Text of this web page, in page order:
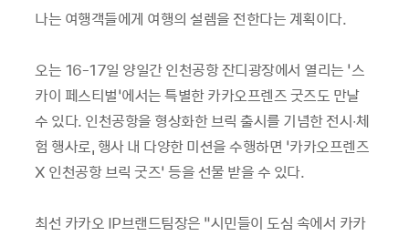
나는 여행객들에게 여행의 설렘을 전한다는 계획이다.
오는 16-17일 양일간 인천공항 잔디광장에서 열리는 ‘스
카이 페스티벌’에서는 특별한 카카오프렌즈 굿즈도 만날
수 있다. 인천공항을 형상화한 브릭 출시를 기념한 전시∙체
험 행사로, 행사 내 다양한 미션을 수행하면 ‘카카오프렌즈
X 인천공항 브릭 굿즈’ 등을 선물 받을 수 있다.
최선 카카오 IP브랜드팀장은 “시민들이 도심 속에서 카카